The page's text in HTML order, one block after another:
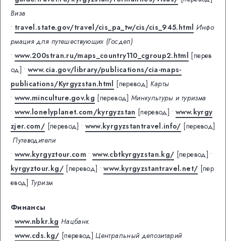
Виза
• travel.state.gov/travel/cis_pa_tw/cis/cis_945.html Инфо
рмация для путешествующих (Госдеп)
• www.200stran.ru/maps_country110_cgroup2.html [перев
од] •www.cia.gov/library/publications/cia-maps-
publications/Kyrgyzstan.html [перевод] Карты
• www.minculture.gov.kg [перевод] Минкультуры и туризма
• www.lonelyplanet.com/kyrgyzstan [перевод] •www.kyrgy
zjer.com/ [перевод] • www.kyrgyzstantravel.info/ [перевод]
Путеводители
• www.kyrgyztour.com •www.cbtkyrgyzstan.kg/ [перевод] •
kyrgyztour.kg/ [перевод] •www.kyrgyzstantravel.net/ [пер
евод] Туризм
Финансы
• www.nbkr.kg Нацбанк
• www.cds.kg/ [перевод] Центральный депозитарий